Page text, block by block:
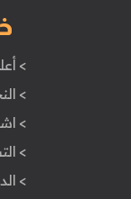
>
>
>
>
>